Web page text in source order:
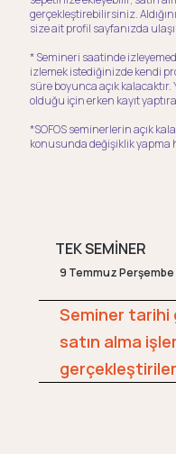
gerçekleştirebilirsiniz.
size ait profil sayfanızda
* Semineri saatinde
izlemek istediğinizde kendi
süre boyunca açık kalacaktır.
olduğu için erken kayıt
*SOFOS seminerlerin açık
konusunda değişiklik yapma
TEK SEMİNER
9 Temmuz
Seminer tarihi
satın alma